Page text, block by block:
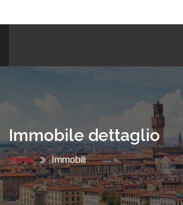
Immobile dettaglio
Home Immobili